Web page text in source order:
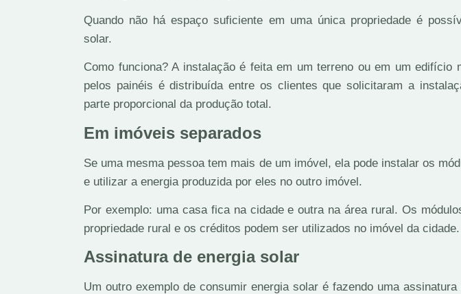
Quando não há espaço suficiente em uma única propriedade é
solar.
Como funciona? A instalação é feita em um terreno ou em um edifício
pelos painéis é distribuída entre os clientes que solicitaram a
parte proporcional da produção total.
Em imóveis separados
Se uma mesma pessoa tem mais de um imóvel, ela pode instalar os
e utilizar a energia produzida por eles no outro imóvel.
Por exemplo: uma casa fica na cidade e outra na área rural. Os
propriedade rural e os créditos podem ser utilizados no imóvel da cidade.
Assinatura de energia solar
Um outro exemplo de consumir energia solar é fazendo uma